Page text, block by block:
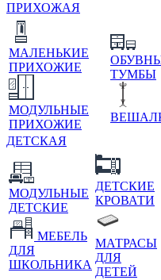
ПРИХОЖАЯ
МАЛЕНЬКИЕ
ПРИХОЖИЕ
МОДУЛЬНЫЕ
ПРИХОЖИЕ
ТУМБЫ
ДЕТСКАЯ
МОДУЛЬНЫЕ
ДЕТСКИЕ
МЕБЕЛЬ
ДЛЯ
ШКОЛЬНИКА
ДЕТСКИЕ
КРОВАТИ
МАТРАСЫ
ДЛЯ
ДЕТЕЙ